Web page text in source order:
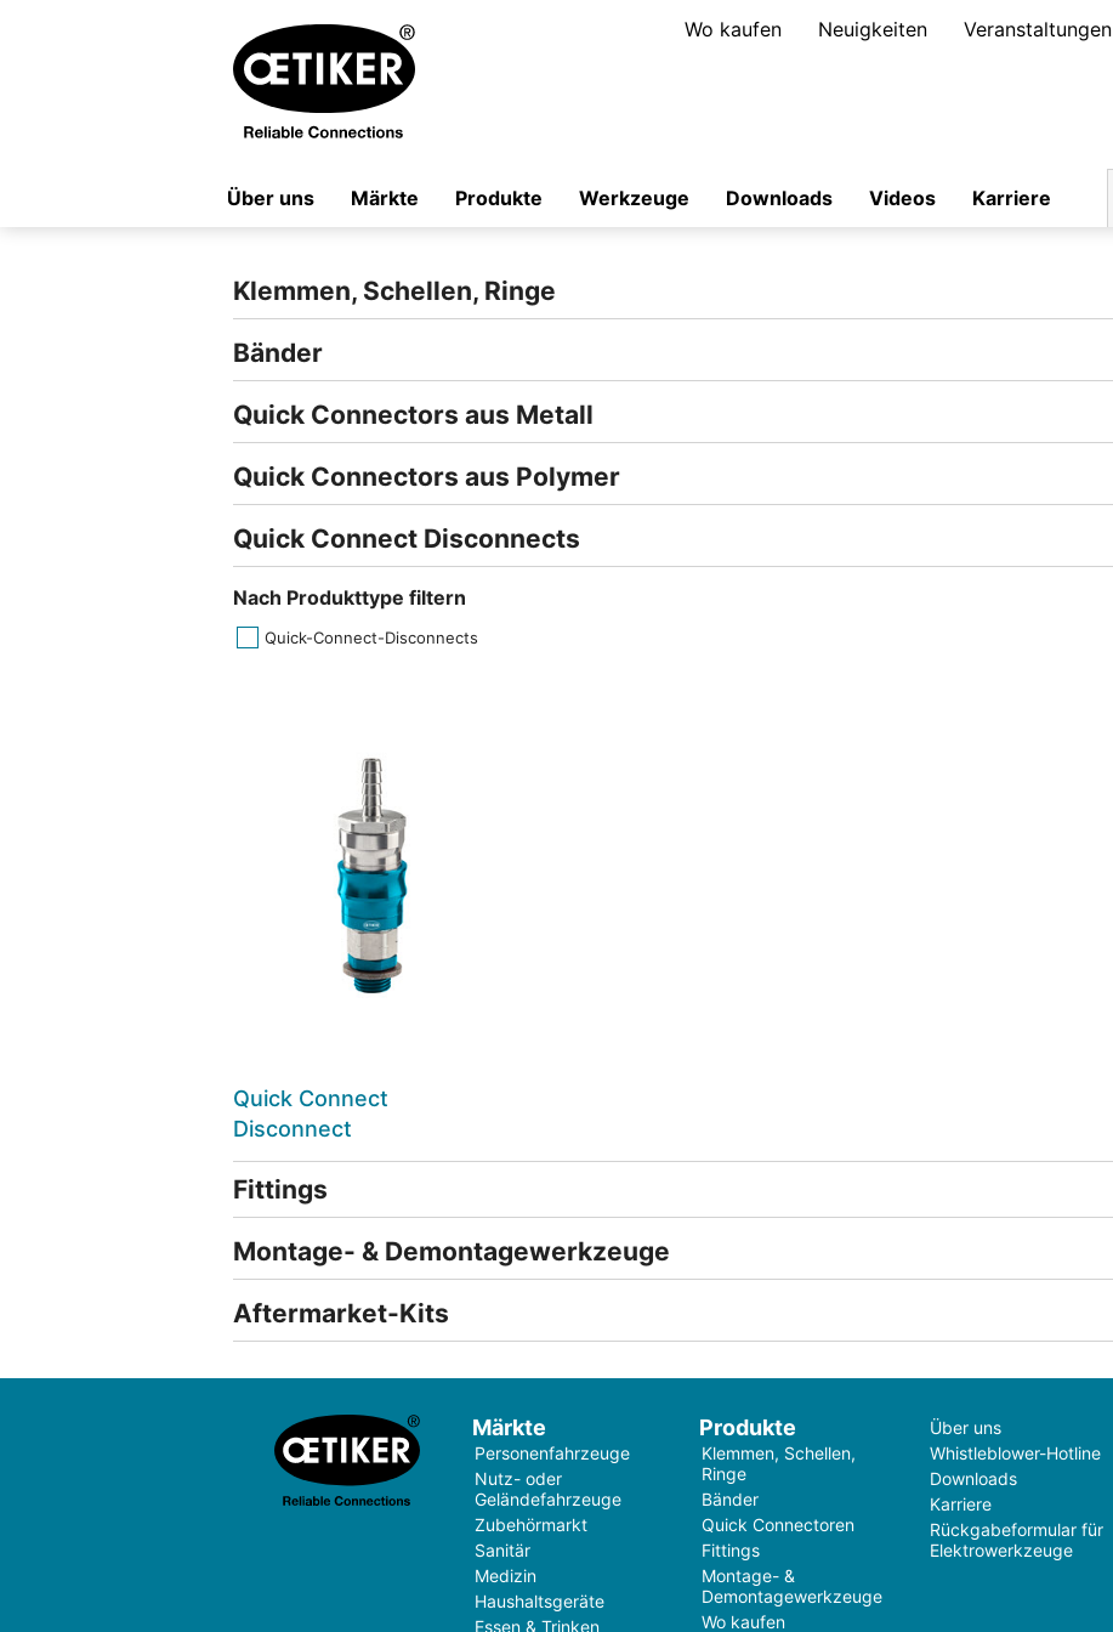
Wo kaufen Neuigkeiten Veranstaltungen
Über uns Märkte Produkte Werkzeuge Downloads Videos Karriere
Klemmen, Schellen, Ringe
Bänder
Quick Connectors aus Metall
Quick Connectors aus Polymer
Quick Connect Disconnects
Nach Produkttype filtern
Quick-Connect-Disconnects
Quick Connect
Disconnect
Fittings
Montage- & Demontagewerkzeuge
Aftermarket-Kits
Märkte
Personenfahrzeuge
Nutz- oder
Geländefahrzeuge
Zubehörmarkt
Sanitär
Medizin
Haushaltsgeräte
Essen & Trinken
Produkte
Klemmen, Schellen,
Ringe
Bänder
Quick Connectoren
Fittings
Montage- &
Demontagewerkzeuge
Wo kaufen
Über uns
Whistleblower-Hotline
Downloads
Karriere
Rückgabeformular für
Elektrowerkzeuge